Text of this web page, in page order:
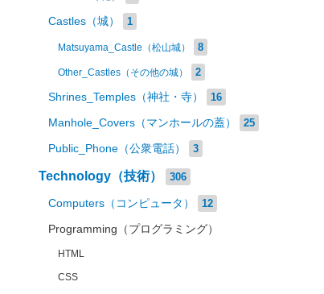
Castles（城） 1
Matsuyama_Castle（松山城） 8
Other_Castles（その他の城） 2
Shrines_Temples（神社・寺） 16
Manhole_Covers（マンホールの蓋） 25
Public_Phone（公衆電話） 3
Technology（技術） 306
Computers（コンピュータ） 12
Programming（プログラミング）
HTML
CSS